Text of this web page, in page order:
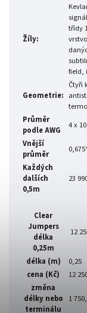
Žíly:
třídy
field,
Geometrie:
Čtyři
Průměr
podle AWG
4 x
Vnější
průměr
Každých
dalších
0,5m
23
Clear
Jumpers
délka
0,25m
12
délka (m)
0,25
cena (Kč)
12
změna
délky nebo
terminálu
1